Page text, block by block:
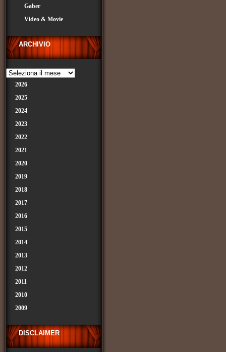
Gaber
Video & Movie
ARCHIVIO
2026
2025
2024
2023
2022
2021
2020
2019
2018
2017
2016
2015
2014
2013
2012
2011
2010
2009
DISCLAIMER